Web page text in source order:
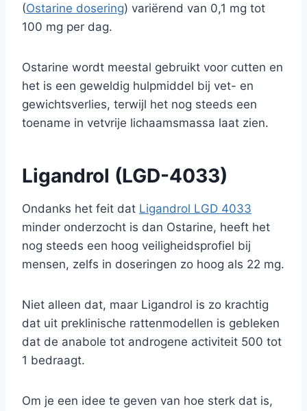
(Ostarine dosering) variërend van 0,1 mg tot
100 mg per dag.
Ostarine wordt meestal gebruikt voor cutten en
het is een geweldig hulpmiddel bij vet- en
gewichtsverlies, terwijl het nog steeds een
toename in vetvrije lichaamsmassa laat zien.
Ligandrol (LGD-4033)
Ondanks het feit dat Ligandrol LGD 4033
minder onderzocht is dan Ostarine, heeft het
nog steeds een hoog veiligheidsprofiel bij
mensen, zelfs in doseringen zo hoog als 22 mg.
Niet alleen dat, maar Ligandrol is zo krachtig
dat uit preklinische rattenmodellen is gebleken
dat de anabole tot androgene activiteit 500 tot
1 bedraagt.
Om je een idee te geven van hoe sterk dat is,